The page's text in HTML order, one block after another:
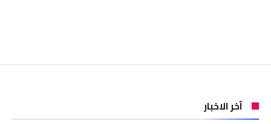
آخر الاخبار